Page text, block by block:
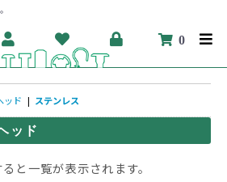
0
ッド | ステンレス
ッド
と一覧が表示されます。